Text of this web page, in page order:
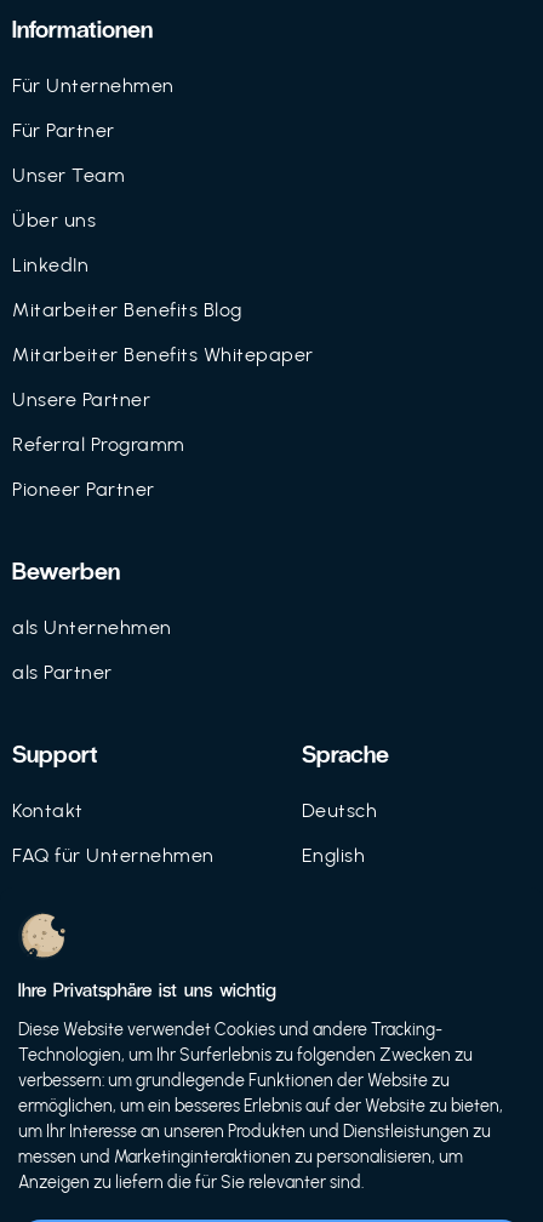
Informationen
Für Unternehmen
Für Partner
Unser Team
Über uns
LinkedIn
Mitarbeiter Benefits Blog
Mitarbeiter Benefits Whitepaper
Unsere Partner
Referral Programm
Pioneer Partner
Bewerben
als Unternehmen
als Partner
Support
Kontakt
FAQ für Unternehmen
Datenschutz
Nutzungsbedingungen
Sprache
Deutsch
English
© 2021 FutureBens GmbH
Ihre Privatsphäre ist uns wichtig
Diese Website verwendet Cookies und andere Tracking-
Technologien, um Ihr Surferlebnis zu folgenden Zwecken zu
verbessern: um grundlegende Funktionen der Website zu
ermöglichen, um ein besseres Erlebnis auf der Website zu bieten,
um Ihr Interesse an unseren Produkten und Dienstleistungen zu
messen und Marketinginteraktionen zu personalisieren, um
Anzeigen zu liefern die für Sie relevanter sind.